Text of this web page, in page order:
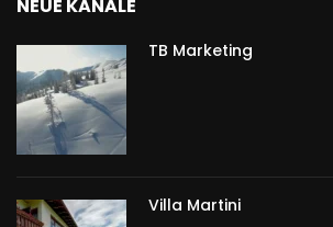
NEUE KANÄLE
TB Marketing
Villa Martini